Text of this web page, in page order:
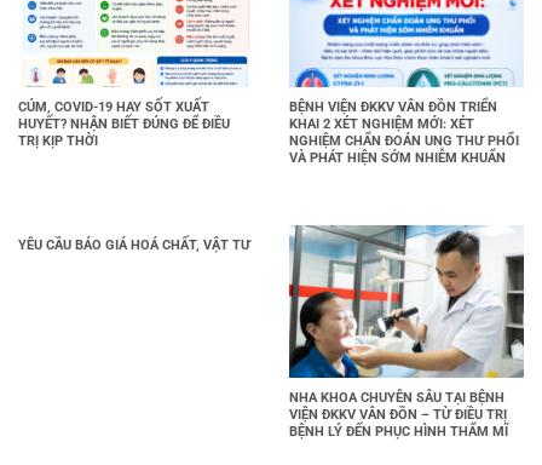
CÚM, COVID-19 HAY SỐT XUẤT
HUYẾT? NHẬN BIẾT ĐÚNG ĐỂ ĐIỀU
TRỊ KỊP THỜI
BỆNH VIỆN ĐKKV VÂN ĐỒN TRIỂN
KHAI 2 XÉT NGHIỆM MỚI: XÉT
NGHIỆM CHẨN ĐOÁN UNG THƯ PHỔI
VÀ PHÁT HIỆN SỚM NHIỄM KHUẨN
YÊU CẦU BÁO GIÁ HOÁ CHẤT, VẬT TƯ
NHA KHOA CHUYÊN SÂU TẠI BỆNH
VIỆN ĐKKV VÂN ĐỒN – TỪ ĐIỀU TRỊ
BỆNH LÝ ĐẾN PHỤC HÌNH THẨM MĨ